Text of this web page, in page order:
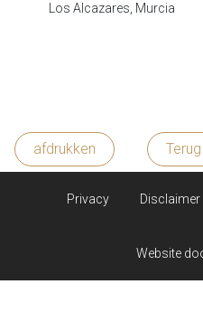
Los Alcazares, Murcia
afdrukken Terug
Privacy Disclaimer
Website